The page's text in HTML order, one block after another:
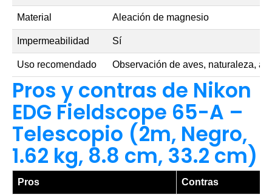
Material Aleación de magnesio
Impermeabilidad Sí
Uso recomendado Observación de aves, naturaleza,
Pros y contras de Nikon
EDG Fieldscope 65-A –
Telescopio (2m, Negro,
1.62 kg, 8.8 cm, 33.2 cm)
Pros Contras